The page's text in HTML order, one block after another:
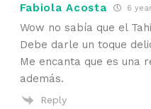
Fabiola Acosta 6
Wow no sabía que el
Debe darle un toque
Me encanta que es una
además.
Reply